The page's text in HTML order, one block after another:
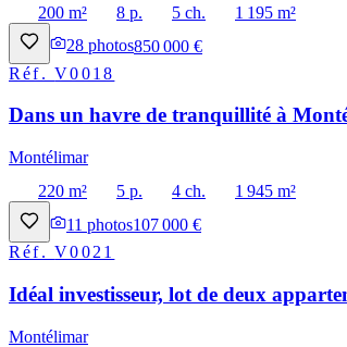
200 m²
8 p. 5 ch.
1 195 m²
28 photos850 000 €
Réf.V0018
Dans un havre de tranquillité à
Montélimar
220 m²
5 p. 4 ch.
1 945 m²
11 photos107 000 €
Réf.V0021
Idéal investisseur, lot de deux
Montélimar